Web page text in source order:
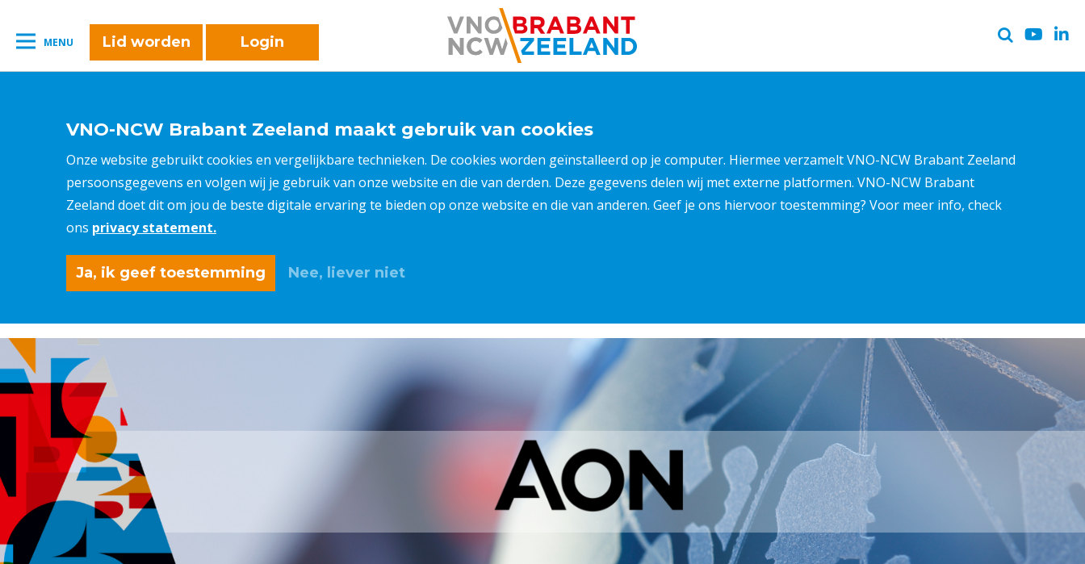
MENU Lid worden Login
VNO-NCW Brabant Zeeland maakt gebruik van cookies
Onze website gebruikt cookies en vergelijkbare technieken. De cookies worden geïnstalleerd op je computer. Hiermee verzamelt VNO-NCW Brabant Zeeland
persoonsgegevens en volgen wij je gebruik van onze website en die van derden. Deze gegevens delen wij met externe platformen. VNO-NCW Brabant
Zeeland doet dit om jou de beste digitale ervaring te bieden op onze website en die van anderen. Geef je ons hiervoor toestemming? Voor meer info, check
ons privacy statement.
Ja, ik geef toestemming Nee, liever niet